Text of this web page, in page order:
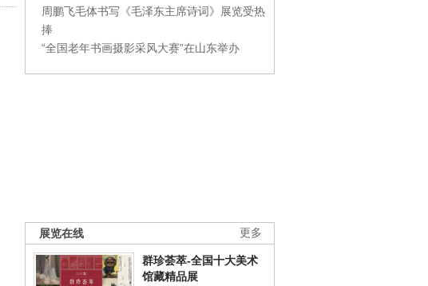
周鹏飞毛体书写《毛泽东主席诗词》展览受热
捧
“全国老年书画摄影采风大赛”在山东举办
更多
展览在线
群珍荟萃-全国十大美术
馆藏精品展